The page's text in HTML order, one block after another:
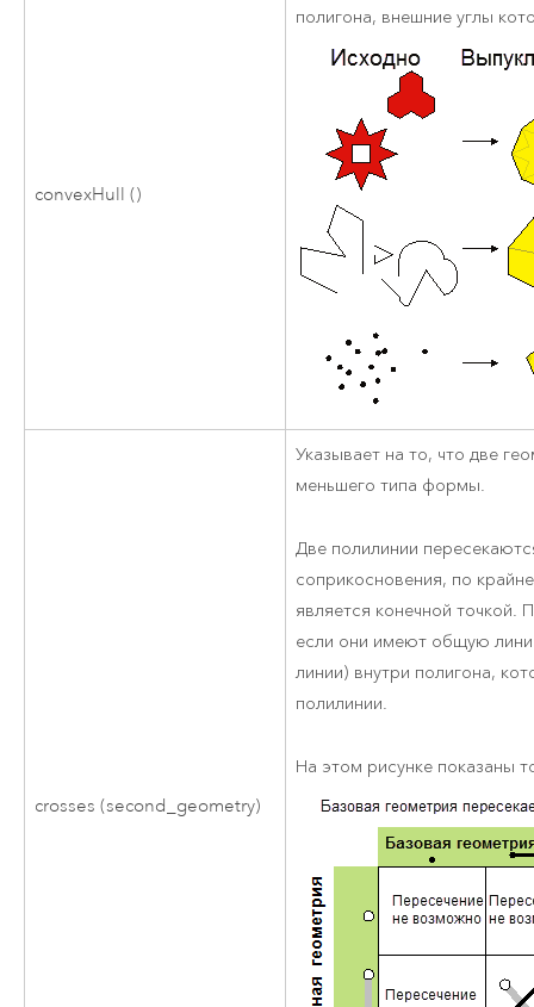
convexHull ()
полигона, внешние углы
crosses (second_geometry)
Указывает на то, что две
меньшего типа формы.
Две полилинии
соприкосновения, по
является конечной точкой.
если они имеют общую
линии) внутри полигона,
полилинии.
На этом рисунке показаны